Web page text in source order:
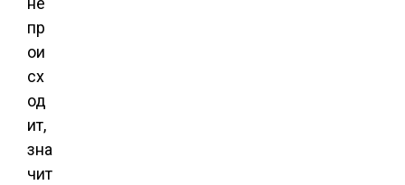
пр
ои
сх
од
ит,
зна
чит